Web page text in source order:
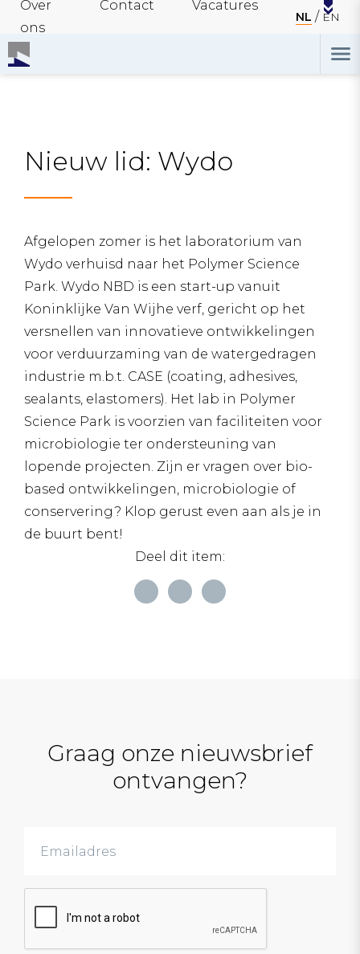
Over
ons
Contact Vacatures
NL EN
Nieuw lid: Wydo
Afgelopen zomer is het laboratorium van
Wydo verhuisd naar het Polymer Science
Park. Wydo NBD is een start-up vanuit
Koninklijke Van Wijhe verf, gericht op het
versnellen van innovatieve ontwikkelingen
voor verduurzaming van de watergedragen
industrie m.b.t. CASE (coating, adhesives,
sealants, elastomers). Het lab in Polymer
Science Park is voorzien van faciliteiten voor
microbiologie ter ondersteuning van
lopende projecten. Zijn er vragen over bio-
based ontwikkelingen, microbiologie of
conservering? Klop gerust even aan als je in
de buurt bent!
Deel dit item:
Graag onze nieuwsbrief
ontvangen?